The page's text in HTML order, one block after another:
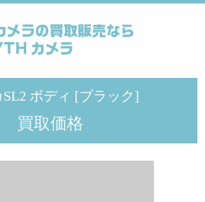
SL2 ボディ [ブラック]
買取価格